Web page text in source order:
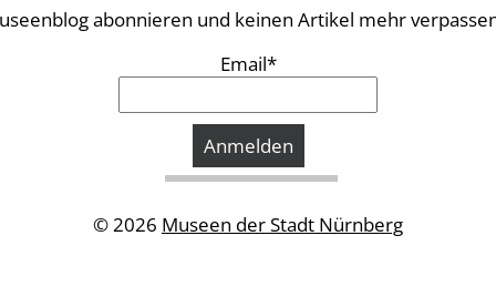
abonnieren und keinen Artikel mehr
Email*
© 2026 Museen der Stadt Nürnberg